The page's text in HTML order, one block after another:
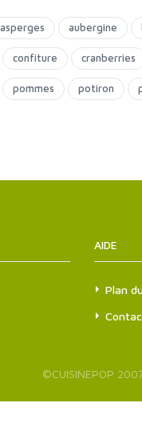
asperges aubergine
confiture cranberries
pommes potiron
AIDE
Plan
©CUISINEPOP